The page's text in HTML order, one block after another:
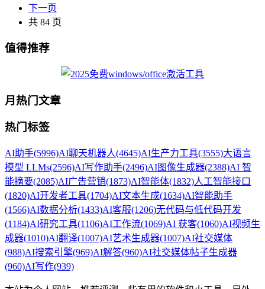
下一页
共 84 页
值得推荐
月热门文章
热门标签
AI助手(5996)AI聊天机器人(4645)AI生产力工具(3555)大语言
模型 LLMs(2596)AI写作助手(2496)AI图像生成器(2388)AI 智
能摘要(2085)AI广告营销(1873)AI智能体(1832)人工智能接口
(1820)AI开发者工具(1704)AI文本生成(1634)AI智能助手
(1566)AI数据分析(1433)AI客服(1206)无代码与低代码开发
(1184)AI研究工具(1106)AI工作流(1069)AI 获客(1060)AI视频生
成器(1010)AI翻译(1007)AI艺术生成器(1007)AI社交媒体
(988)AI搜索引擎(969)AI解答(960)AI社交媒体帖子生成器
(960)AI写作(939)